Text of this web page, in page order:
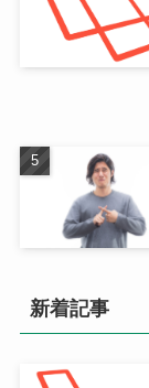
新着記事